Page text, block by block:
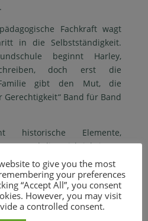
Fachkraft wagt
in die Selbstständigkeit.
beginnt Harley,
, doch erst die
gibt den Mut, die
Gerechtigkeit“ Band für Band
historische Elemente,
und die Leichtigkeit von
beleuchtet die
Charakters. Harley
als Möglichkeit,
und
Lebens zu beleuchten
to give you the most
your preferences
“Accept All”, you consent
However, you may visit
a controlled consent.